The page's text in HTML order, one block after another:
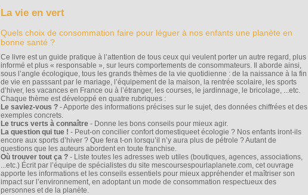
La vie en vert
Quels choix de consommation faire pour léguer à nos enfants une planète en
bonne santé ?
Ce livre est un guide pratique à l’attention de tous ceux qui veulent porter un autre regard, plus
informé et plus « responsable », sur leurs comportements de consommateurs. Il aborde ainsi,
sous l’angle écologique, tous les grands thèmes de la vie quotidienne : de la naissance à la fin
de vie en passsant par le mariage, l’équipement de la maison, la rentrée scolaire, les sports
d’hiver, les vacances en France ou à l’étranger, les courses, le jardinnage, le bricolage, ...etc.
Chaque thème est développé en quatre rubriques :
Le saviez-vous ? - Apporte des informations précises sur le sujet, des données chiffrées et des
exemples concrets.
Le trucs verts à connaître - Donne les bons conseils pour mieux agir.
La question qui tue ! - Peut-on concilier confort domestiqueet écologie ? Nos enfants iront-ils
encore aux sports d’hiver ? Que fera t-on lorsqu’il n’y aura plus de pétrole ? Autant de
questions que les auteurs abordent en toute franchise.
Où trouver tout ça ? - Liste toutes les adresses web utiles (boutiques, agences, associations,
...etc.) Écrit par l’équipe de spécialistes du site mescoursespourlaplanete.com, cet ouvrage
apporte les informations et les conseils essentiels pour mieux appréhender et maîtriser son
impact sur l’environnement, en adoptant un mode de consommation respectueux des
personnes et de la planète.